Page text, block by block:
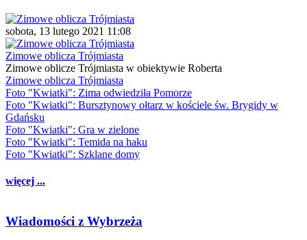
sobota, 13 lutego 2021 11:08
Zimowe oblicza Trójmiasta
Zimowe oblicze Trójmiasta w obiektywie Roberta
Zimowe oblicza Trójmiasta
Foto "Kwiatki": Zima odwiedziła Pomorze
Foto "Kwiatki": Bursztynowy ołtarz w kościele św. Brygidy w
Gdańsku
Foto "Kwiatki": Gra w zielone
Foto "Kwiatki": Temida na haku
Foto "Kwiatki": Szklane domy
więcej ...
Wiadomości z Wybrzeża